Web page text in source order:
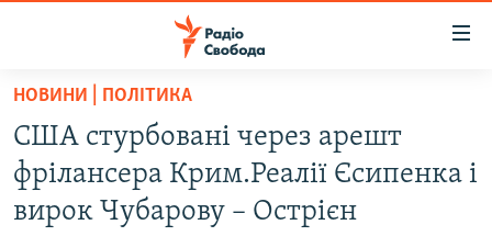
Перейти
основного
матеріалу
Перейти
до
РАДІО СВОБОДА – 70 РОКІВ
ВСЕ ЗА ДОБУ
СТАТТІ
НОВИНИ | ПОЛІТИКА
США стурбовані через арешт
фрілансера Крим.Реалії Єсипенка і
вирок Чубарову – Острієн